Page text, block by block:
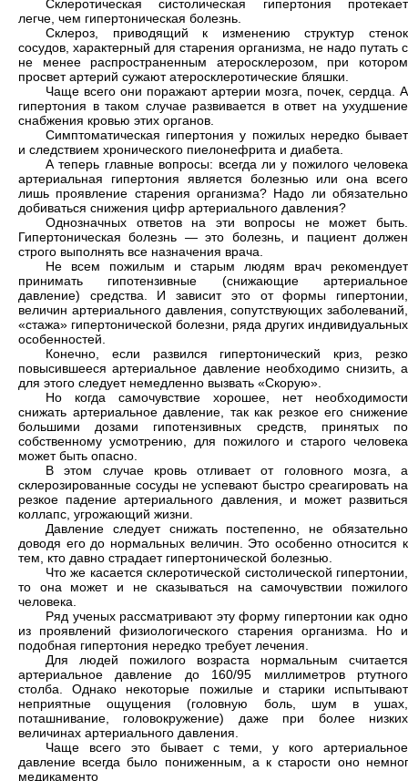
Склеротическая систолическая гипертония протекает
легче, чем гипертоническая болезнь.
Склероз, приводящий к изменению структур стенок
сосудов, характерный для старения организма, не надо путать с
не менее распространенным атеросклерозом, при котором
просвет артерий сужают атеросклеротические бляшки.
Чаще всего они поражают артерии мозга, почек, сердца. А
гипертония в таком случае развивается в ответ на ухудшение
снабжения кровью этих органов.
Симптоматическая гипертония у пожилых нередко бывает
и следствием хронического пиелонефрита и диабета.
А теперь главные вопросы: всегда ли у пожилого человека
артериальная гипертония является болезнью или она всего
лишь проявление старения организма? Надо ли обязательно
добиваться снижения цифр артериального давления?
Однозначных ответов на эти вопросы не может быть.
Гипертоническая болезнь — это болезнь, и пациент должен
строго выполнять все назначения врача.
Не всем пожилым и старым людям врач рекомендует
принимать гипотензивные (снижающие артериальное
давление) средства. И зависит это от формы гипертонии,
величин артериального давления, сопутствующих заболеваний,
«стажа» гипертонической болезни, ряда других индивидуальных
особенностей.
Конечно, если развился гипертонический криз, резко
повысившееся артериальное давление необходимо снизить, а
для этого следует немедленно вызвать «Скорую».
Но когда самочувствие хорошее, нет необходимости
снижать артериальное давление, так как резкое его снижение
большими дозами гипотензивных средств, принятых по
собственному усмотрению, для пожилого и старого человека
может быть опасно.
В этом случае кровь отливает от головного мозга, а
склерозированные сосуды не успевают быстро среагировать на
резкое падение артериального давления, и может развиться
коллапс, угрожающий жизни.
Давление следует снижать постепенно, не обязательно
доводя его до нормальных величин. Это особенно относится к
тем, кто давно страдает гипертонической болезнью.
Что же касается склеротической систолической гипертонии,
то она может и не сказываться на самочувствии пожилого
человека.
Ряд ученых рассматривают эту форму гипертонии как одно
из проявлений физиологического старения организма. Но и
подобная гипертония нередко требует лечения.
Для людей пожилого возраста нормальным считается
артериальное давление до 160/95 миллиметров ртутного
столба. Однако некоторые пожилые и старики испытывают
неприятные ощущения (головную боль, шум в ушах,
поташнивание, головокружение) даже при более низких
величинах артериального давления.
Чаще всего это бывает с теми, у кого артериальное
давление всегда было пониженным, а к старости оно
медикаменто